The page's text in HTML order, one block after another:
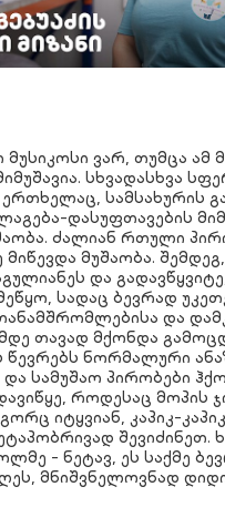
ვარ, თუმცა ამ
სხვადასხვა
ერთხელაც, სამსახურის
დასუფთავების
ძალიან რთული
მიწევდა მუშაობა.
და
სადაც ბევრად
და
თავად მქონდა
წევრებს ნორმალური
სამუშაო პირობები
როდესაც მოპის
იტყვიან, კაპიკ-
შევიძინეთ.
- ნეტავ, ეს საქმე
მნიშვნელოვნად